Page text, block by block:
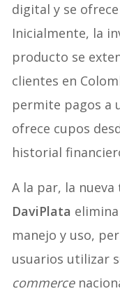
digital y se
Inicialmente, la
producto se
clientes en
permite pagos a
ofrece cupos
historial
A la par, la nueva
DaviPlata
manejo y uso,
usuarios utilizar
commerce